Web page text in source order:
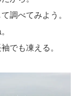
調べてみよう。
でも凍える。